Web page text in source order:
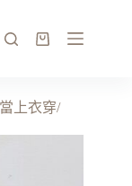
上衣穿/